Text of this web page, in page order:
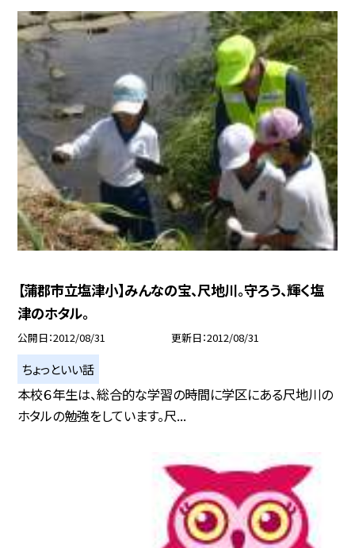
【蒲郡市立塩津小】みんなの宝、尺地川。守ろう、輝く塩
津のホタル。
公開日 2012/08/31 更新日 2012/08/31
ちょっといい話
本校６年生は、総合的な学習の時間に学区にある尺地川の
ホタルの勉強をしています。尺...